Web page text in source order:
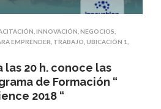
INNOVACIÓN NEGOCIOS
EMPRENDER TRABAJO UBICACIÓN 1
20 h. conoce las
de Formación “
2018 “